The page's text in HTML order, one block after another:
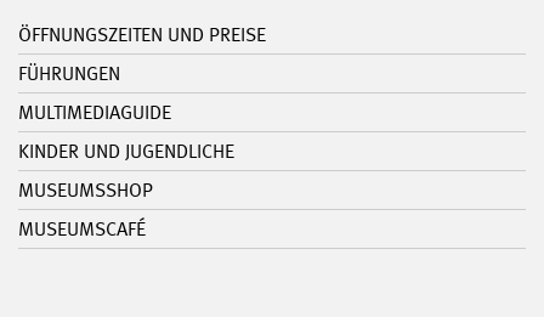
ÖFFNUNGSZEITEN UND PREISE
FÜHRUNGEN
MULTIMEDIAGUIDE
KINDER UND JUGENDLICHE
MUSEUMSSHOP
MUSEUMSCAFÉ